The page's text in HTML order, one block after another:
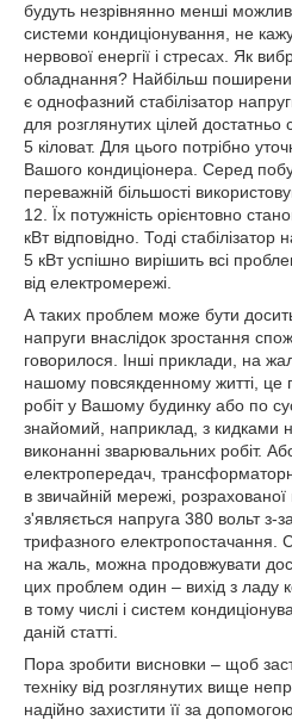
будуть незрівнянно менші
системи кондиціонування, не
нервової енергії і стресах. Як
обладнання? Найбільш
є однофазний стабілізатор
для розглянутих цілей достатньо
5 кіловат. Для цього потрібно
Вашого кондиціонера. Серед
переважній більшості
12. Їх потужність орієнтовно
кВт відповідно. Тоді
5 кВт успішно вирішить всі
від електромережі.
А таких проблем може бути
напруги внаслідок зростання
говорилося. Інші приклади, на
нашому повсякденному житті, це
робіт у Вашому будинку або по
знайомий, наприклад, з кидками
виконанні зварювальних робіт.
електропередач,
в звичайній мережі,
з'являється напруга 380 вольт з-
трифазного електропостачання.
на жаль, можна продовжувати
цих проблем один – вихід з ладу
в тому числі і систем
даній статті.
Пора зробити висновки – щоб
техніку від розглянутих вище
надійно захистити її за